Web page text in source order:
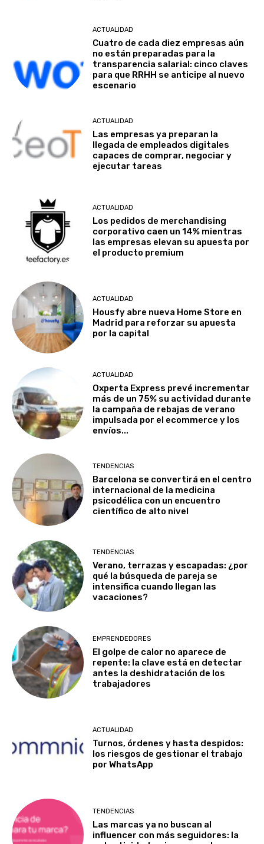
ACTUALIDAD
Cuatro de cada diez empresas aún
no están preparadas para la
transparencia salarial: cinco claves
para que RRHH se anticipe al nuevo
escenario
ACTUALIDAD
Las empresas ya preparan la
llegada de empleados digitales
capaces de comprar, negociar y
ejecutar tareas
ACTUALIDAD
Los pedidos de merchandising
corporativo caen un 14% mientras
las empresas elevan su apuesta por
el producto premium
ACTUALIDAD
Housfy abre nueva Home Store en
Madrid para reforzar su apuesta
por la capital
ACTUALIDAD
Oxperta Express prevé incrementar
más de un 75% su actividad durante
la campaña de rebajas de verano
impulsada por el ecommerce y los
envíos...
TENDENCIAS
Barcelona se convertirá en el centro
internacional de la medicina
psicodélica con un encuentro
científico de alto nivel
TENDENCIAS
Verano, terrazas y escapadas: ¿por
qué la búsqueda de pareja se
intensifica cuando llegan las
vacaciones?
EMPRENDEDORES
El golpe de calor no aparece de
repente: la clave está en detectar
antes la deshidratación de los
trabajadores
ACTUALIDAD
Turnos, órdenes y hasta despidos:
los riesgos de gestionar el trabajo
por WhatsApp
TENDENCIAS
Las marcas ya no buscan al
influencer con más seguidores: la